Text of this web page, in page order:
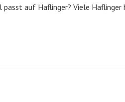
auf Haflinger? Viele Haflinger